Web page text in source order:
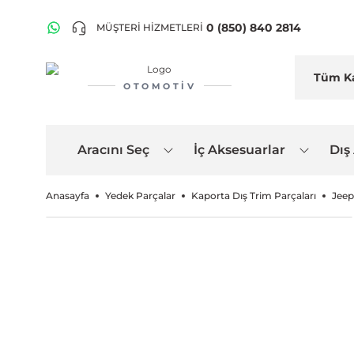
MÜŞTERİ HİZMETLERİ 0 (850) 840 2814
OTOMOTIV
Aracını Seç İç Aksesuarlar
Anasayfa Yedek Parçalar Kaporta Dış Trim Parçaları